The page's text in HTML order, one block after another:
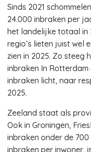
Sinds 2021
24.000 inbraken per
het landelijke totaal in
regio’s lieten juist wel
zien in 2025. Zo steeg
inbraken In
inbraken licht, naar
2025.
Zeeland staat als
Ook in Groningen,
inbraken onder de
inbraken per inwoner,